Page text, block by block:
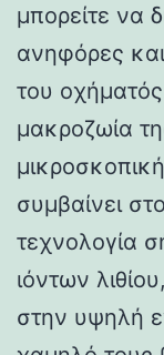
μπορείτε να
ανηφόρες
του
μακροζωία
συμβαίνει
τεχνολογία
ιόντων
στην υψηλή